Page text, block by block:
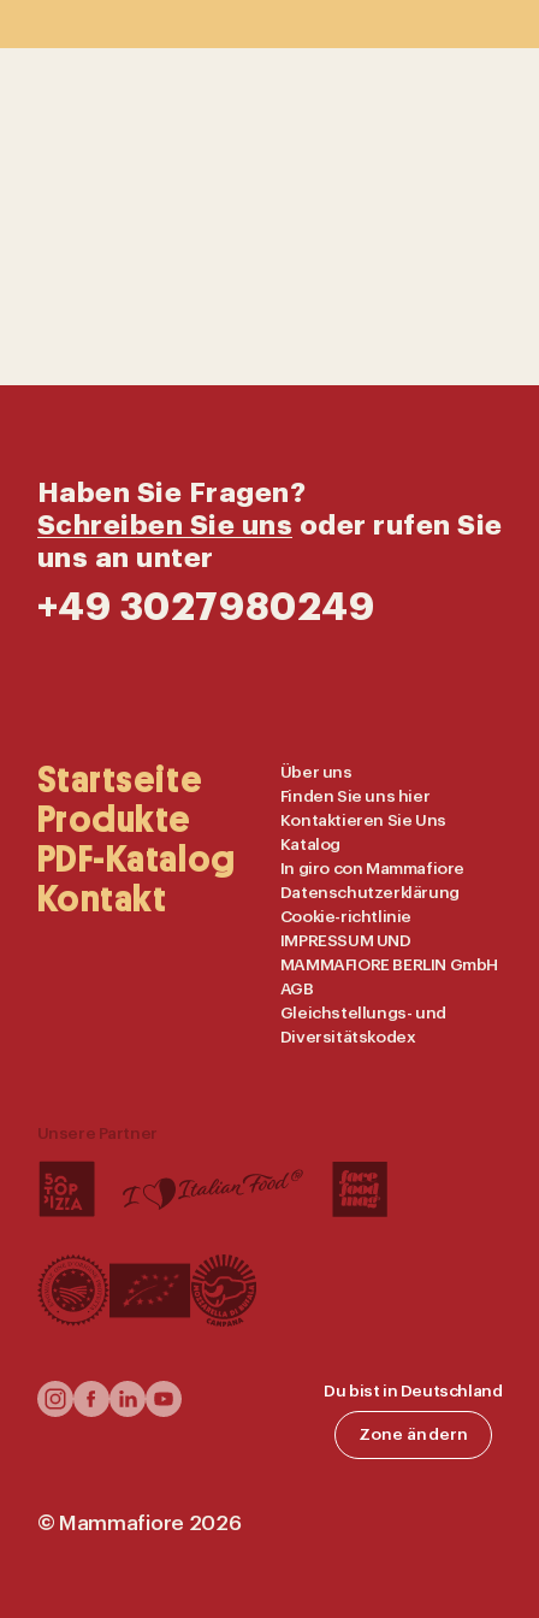
Haben Sie Fragen?
Schreiben Sie uns oder rufen Sie
uns an unter
+49 3027980249
Main
Navigation
Startseite
Produkte
PDF-Katalog
Kontakt
Useful
Links
Über uns
Finden Sie uns hier
Kontaktieren Sie Uns
Katalog
In giro con Mammafiore
Datenschutzerklärung
Cookie-richtlinie
IMPRESSUM UND
MAMMAFIORE BERLIN GmbH
AGB
Gleichstellungs- und
Diversitätskodex
Unsere Partner
© Mammafiore 2026
Follow
Du bist in Deutschland
Zone ändern